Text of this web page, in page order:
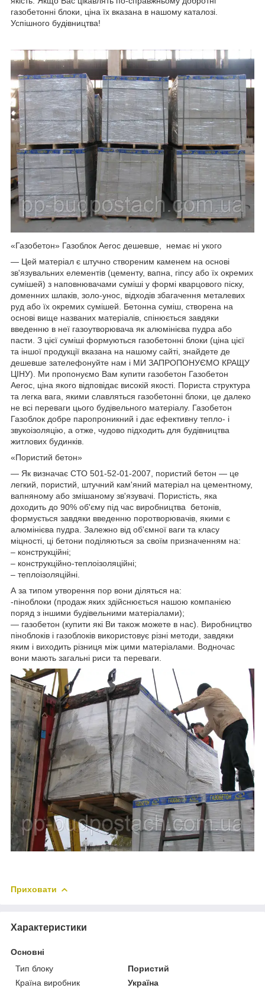
газобетонні блоки, ціна їх вказана в нашому каталозі.
Успішного будівництва!
«Газобетон» Газоблок Aeroc дешевше, немає ні укого
— Цей матеріал є штучно створеним каменем на основі
зв'язувальних елементів (цементу, вапна, гіпсу або їх окремих
сумішей) з наповнювачами суміші у формі кварцового піску,
доменних шлаків, золо-унос, відходів збагачення металевих
руд або їх окремих сумішей. Бетонна суміш, створена на
основі вище названих матеріалів, спінюється завдяки
введенню в неї газоутворювача як алюмінієва пудра або
пасти. З цієї суміші формуються газобетонні блоки (ціна цієї
та іншої продукції вказана на нашому сайті, знайдете де
дешевше зателефонуйте нам і МИ ЗАПРОПОНУЄМО КРАЩУ
ЦІНУ). Ми пропонуємо Вам купити газобетон Газобетон
Aeroc, ціна якого відповідає високій якості. Пориста структура
та легка вага, якими славляться газобетонні блоки, це далеко
не всі переваги цього будівельного матеріалу. Газобетон
Газоблок добре паропроникний і дає ефективну тепло- і
звукоізоляцію, а отже, чудово підходить для будівництва
житлових будинків.
«Пористий бетон»
— Як визначає СТО 501-52-01-2007, пористий бетон — це
легкий, пористий, штучний кам'яний матеріал на цементному,
вапняному або змішаному зв'язувачі. Пористість, яка
доходить до 90% об'єму під час виробництва бетонів,
формується завдяки введенню поротворювачів, якими є
алюмінієва пудра. Залежно від об'ємної ваги та класу
міцності, ці бетони поділяються за своїм призначенням на:
– конструкційні;
– конструкційно-теплоізоляційні;
– теплоізоляційні.
А за типом утворення пор вони діляться на:
-піноблоки (продаж яких здійснюється нашою компанією
поряд з іншими будівельними матеріалами);
— газобетон (купити які Ви також можете в нас). Виробництво
піноблоків і газоблоків використовує різні методи, завдяки
яким і виходить різниця між цими матеріалами. Водночас
вони мають загальні риси та переваги.
Приховати
Характеристики
Основні
Тип блоку
Пористий
Країна виробник
Україна